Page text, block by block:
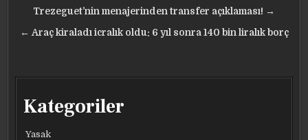
Yazı
gezinmesi
Trezeguet’nin menajerinden transfer açıklaması! →
← Araç kiraladı icralık oldu: 6 yıl sonra 140 bin liralık borç
Kategoriler
Yasak